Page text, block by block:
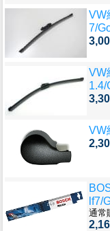
VW
7/
VW
1.4/
VW
lf7/
通常